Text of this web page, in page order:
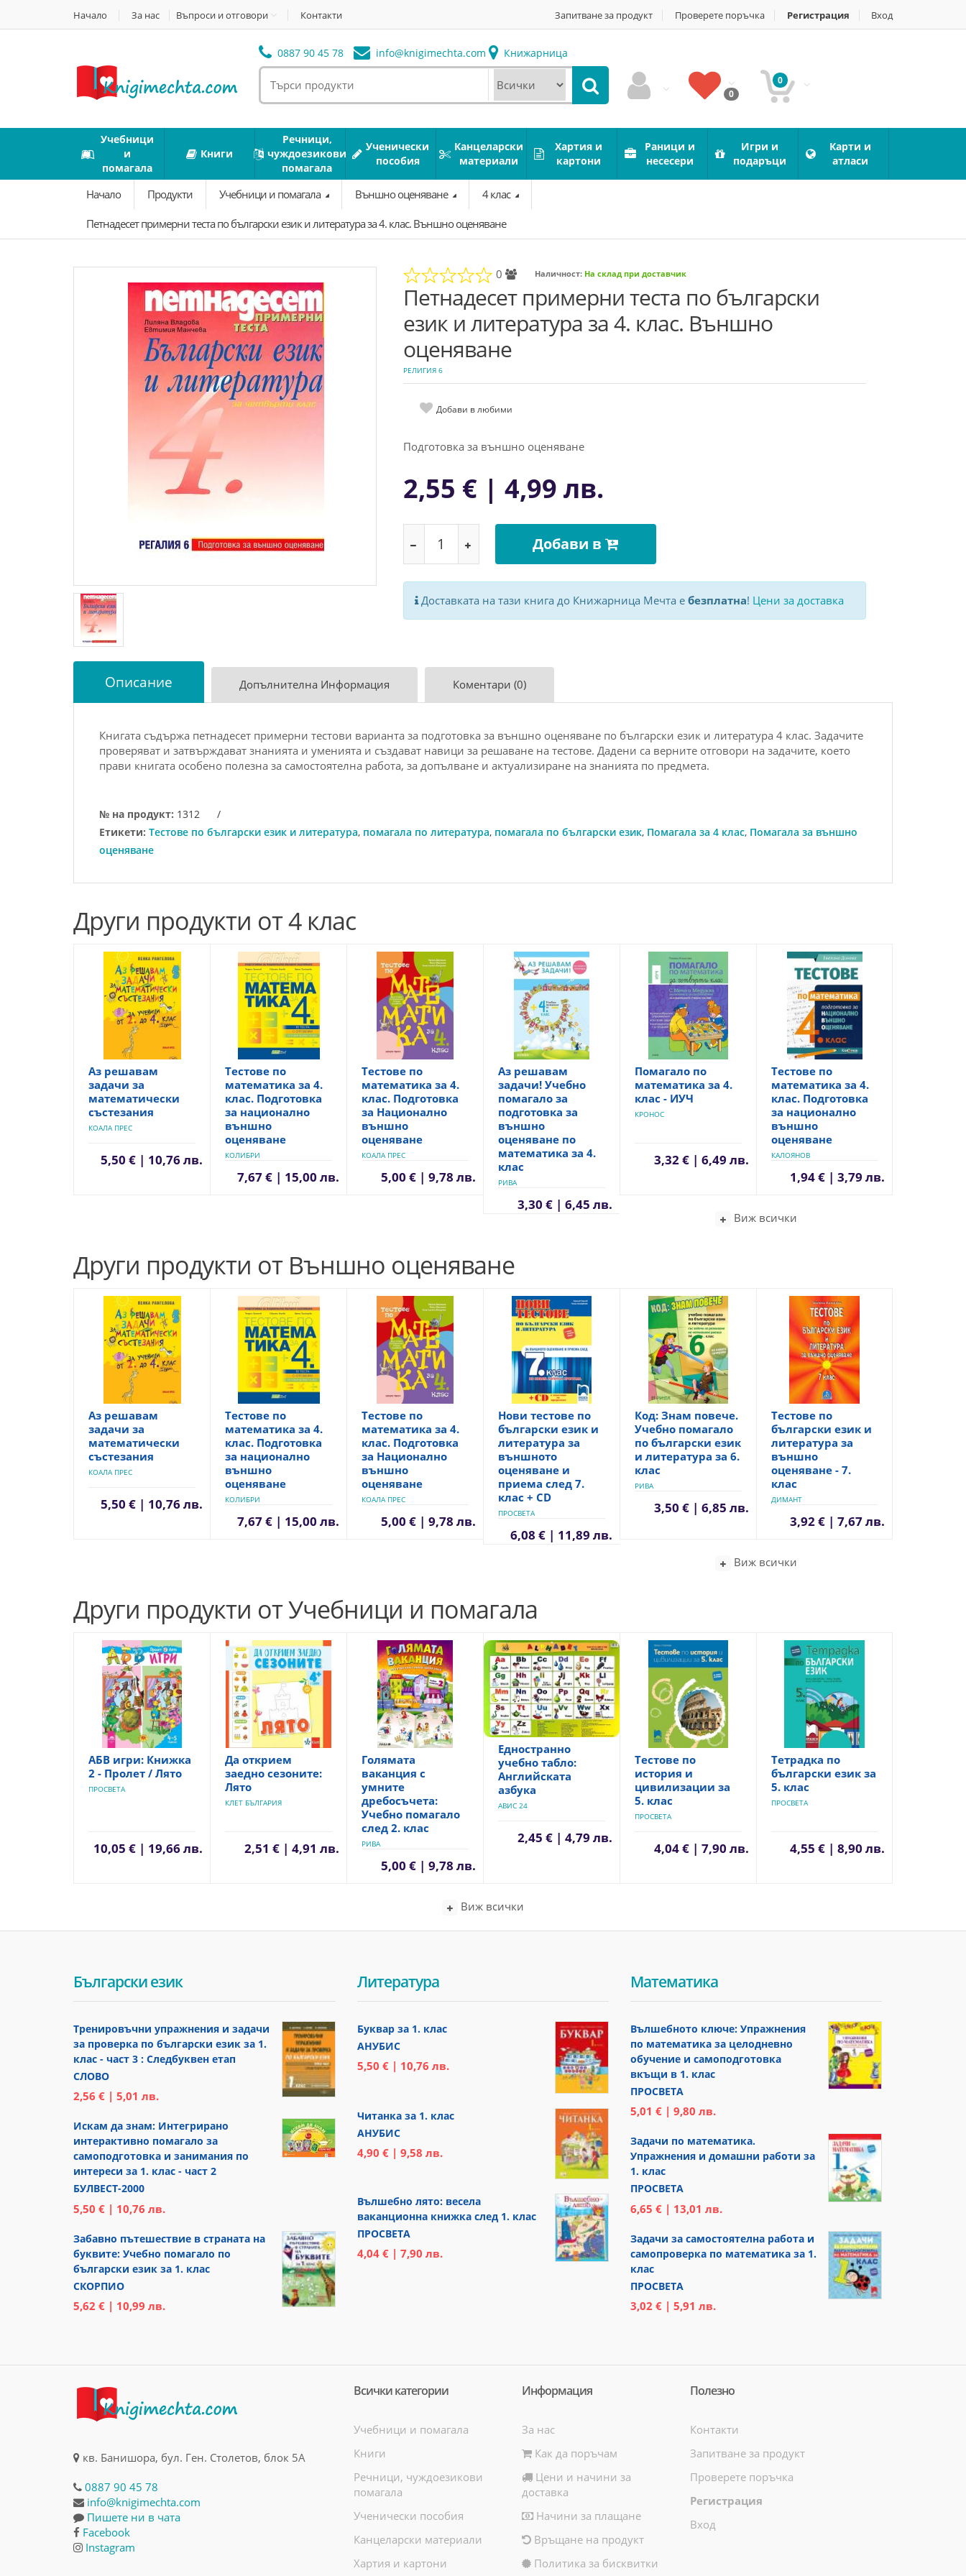
Начало За нас Въпроси и отговори Контакти Запитване за продукт Проверете поръчка Регистрация Вход
0887 90 45 78 info@knigimechta.com Книжарница
0
0
Учебници
и
помагала
Книги
Речници,
чуждоезикови
помагала
Ученически
пособия
Канцеларски
материали
Хартия и
картони
Раници и
несесери
Игри и
подаръци
Карти и
атласи
Начало Продукти Учебници и помагала Външно оценяване 4 клас
Петнадесет примерни теста по български език и литература за 4. клас. Външно оценяване
0 Наличност: На склад при доставчик
Петнадесет примерни теста по български
език и литература за 4. клас. Външно
оценяване
РЕЛИГИЯ 6
Добави в любими
Подготовка за външно оценяване
2,55 € | 4,99 лв.
Добави в
Доставката на тази книга до Книжарница Мечта е безплатна! Цени за доставка
Описание Допълнителна Информация Коментари (0)
Книгата съдържа петнадесет примерни тестови варианта за подготовка за външно оценяване по български език и литература 4 клас. Задачите
проверяват и затвърждават знанията и уменията и създават навици за решаване на тестове. Дадени са верните отговори на задачите, което
прави книгата особено полезна за самостоятелна работа, за допълване и актуализиране на знанията по предмета.
№ на продукт: 1312
/
Етикети: Тестове по български език и литература, помагала по литература, помагала по български език, Помагала за 4 клас, Помагала за външно
оценяване
Други продукти от 4 клас
Аз решавам
задачи за
математически
състезания
КОАЛА ПРЕС
5,50 € | 10,76 лв.
Тестове по
математика за 4.
клас. Подготовка
за национално
външно
оценяване
КОЛИБРИ
7,67 € | 15,00 лв.
Тестове по
математика за 4.
клас. Подготовка
за Национално
външно
оценяване
КОАЛА ПРЕС
5,00 € | 9,78 лв.
Аз решавам
задачи! Учебно
помагало за
подготовка за
външно
оценяване по
математика за 4.
клас
РИВА
3,30 € | 6,45 лв.
Помагало по
математика за 4.
клас - ИУЧ
КРОНОС
3,32 € | 6,49 лв.
Тестове по
математика за 4.
клас. Подготовка
за национално
външно
оценяване
КАЛОЯНОВ
1,94 € | 3,79 лв.
Виж всички
Други продукти от Външно оценяване
Аз решавам
задачи за
математически
състезания
КОАЛА ПРЕС
5,50 € | 10,76 лв.
Тестове по
математика за 4.
клас. Подготовка
за национално
външно
оценяване
КОЛИБРИ
7,67 € | 15,00 лв.
Тестове по
математика за 4.
клас. Подготовка
за Национално
външно
оценяване
КОАЛА ПРЕС
5,00 € | 9,78 лв.
Нови тестове по
български език и
литература за
външното
оценяване и
приема след 7.
клас + CD
ПРОСВЕТА
6,08 € | 11,89 лв.
Код: Знам повече.
Учебно помагало
по български език
и литература за 6.
клас
РИВА
3,50 € | 6,85 лв.
Тестове по
български език и
литература за
външно
оценяване - 7.
клас
ДИМАНТ
3,92 € | 7,67 лв.
Виж всички
Други продукти от Учебници и помагала
АБВ игри: Книжка
2 - Пролет / Лято
ПРОСВЕТА
10,05 € | 19,66 лв.
Да открием
заедно сезоните:
Лято
КЛЕТ БЪЛГАРИЯ
2,51 € | 4,91 лв.
Голямата
ваканция с
умните
дребосъчета:
Учебно помагало
след 2. клас
РИВА
5,00 € | 9,78 лв.
Едностранно
учебно табло:
Английската
азбука
АВИС 24
2,45 € | 4,79 лв.
Тестове по
история и
цивилизации за
5. клас
ПРОСВЕТА
4,04 € | 7,90 лв.
Тетрадка по
български език за
5. клас
ПРОСВЕТА
4,55 € | 8,90 лв.
Виж всички
Български език
Тренировъчни упражнения и задачи
за проверка по български език за 1.
клас - част 3 : Следбуквен етап
СЛОВО
2,56 € | 5,01 лв.
Искам да знам: Интегрирано
интерактивно помагало за
самоподготовка и занимания по
интереси за 1. клас - част 2
БУЛВЕСТ-2000
5,50 € | 10,76 лв.
Забавно пътешествие в страната на
буквите: Учебно помагало по
български език за 1. клас
СКОРПИО
5,62 € | 10,99 лв.
Литература
Буквар за 1. клас
АНУБИС
5,50 € | 10,76 лв.
Читанка за 1. клас
АНУБИС
4,90 € | 9,58 лв.
Вълшебно лято: весела
ваканционна книжка след 1. клас
ПРОСВЕТА
4,04 € | 7,90 лв.
Математика
Вълшебното ключе: Упражнения
по математика за целодневно
обучение и самоподготовка
вкъщи в 1. клас
ПРОСВЕТА
5,01 € | 9,80 лв.
Задачи по математика.
Упражнения и домашни работи за
1. клас
ПРОСВЕТА
6,65 € | 13,01 лв.
Задачи за самостоятелна работа и
самопроверка по математика за 1.
клас
ПРОСВЕТА
3,02 € | 5,91 лв.
кв. Банишора, бул. Ген. Столетов, блок 5А
0887 90 45 78
info@knigimechta.com
Пишете ни в чата
Facebook
Instagram
Всички категории
Учебници и помагала
Книги
Речници, чуждоезикови
помагала
Ученически пособия
Канцеларски материали
Хартия и картони
Информация
За нас
Как да поръчам
Цени и начини за
доставка
Начини за плащане
Връщане на продукт
Политика за бисквитки
Полезно
Контакти
Запитване за продукт
Проверете поръчка
Регистрация
Вход